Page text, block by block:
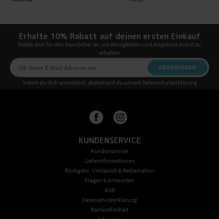
Erhalte 10% Rabatt auf deinen ersten Einkauf
Melde dich für den Newsletter an, um Neuigkeiten und Angebote zuerst zu
erhalten
ABONNIEREN
Indem du dich anmeldest, akzeptierst du unsere Datenschutzerklärung
KUNDENSERVICE
Kundenservice
Lieferinformationen
Rückgabe, Umtausch & Reklamation
Fragen & Antworten
AGB
Datenschutzerklärung
Barrierefreiheit